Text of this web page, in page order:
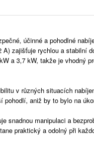
účinné a pohodlné
zajišťuje rychlou a stabilní
a 3,7 kW, takže je vhodný
v různých situacích
pohodlí, aniž by to bylo na
snadnou manipulaci a
praktický a odolný při